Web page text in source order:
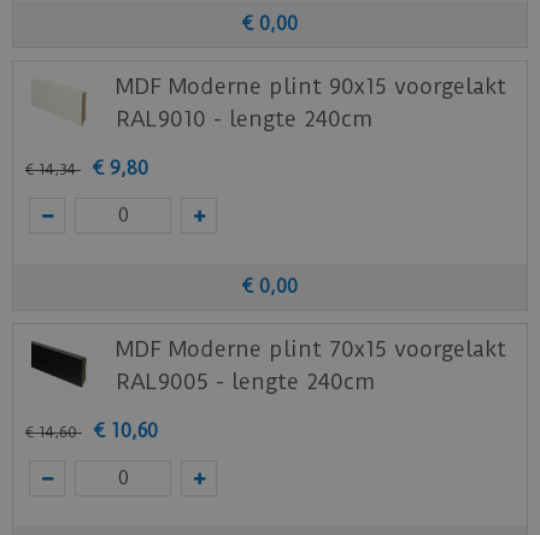
€ 0,00
MDF Moderne plint 90x15 voorgelakt
RAL9010 - lengte 240cm
€ 14,34 € 9,80
€ 0,00
MDF Moderne plint 70x15 voorgelakt
RAL9005 - lengte 240cm
€ 14,60 € 10,60